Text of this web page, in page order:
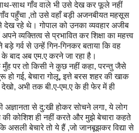
साथ गाँव वाले भी उसे देख कर फूले नहीं
पहुँचा ,तो उसे वहाँ बड़ी अजनबीयत महसूस
रहे थे। गोपाल को उनका व्यवहार अजीब
व्यक्तित्व से प्रभावित कर शिक्षा का महत्त्व
गर्व से उन्हें गिन-गिनकर बताया कि वह
बाद अब एम.ए करने जा रहा है।
पर तो किसी ने कुछ नहीं कहा,परन्तु जैसे
हो गई,बेचारा गोलू,इत्ते बरस शहर की खाक
देखो, अभी तक बी.ए-एम.ए के ही फेर में ही
अज्ञानता से दु:खी होकर सोचने लगा,ये लोग
की कोशिश ही नहीं करते और मुझे बेचारा कहते
असली बेचारे तो ये हैं ,जो जानबूझकर विद्या से